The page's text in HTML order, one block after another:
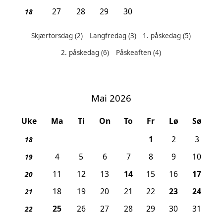
18 27 28 29 30
Helligdager denne måneden:
Skjærtorsdag (2) Langfredag (3) 1. påskedag (5)
2. påskedag(6) Påskeaften (4)
Mai 2026
Uke Ma Ti On To Fr Lø Sø
18 1 , Arbeidernes dag
2 3
19 4 5 6 7 8 9 10
20 11 12 13 14, Kristi himmelfartsdag
15 16 17,
21 18 19 20 21 22 23, 24, 1.
22 25, 2. pinsedag
26 27 28 29 30 31